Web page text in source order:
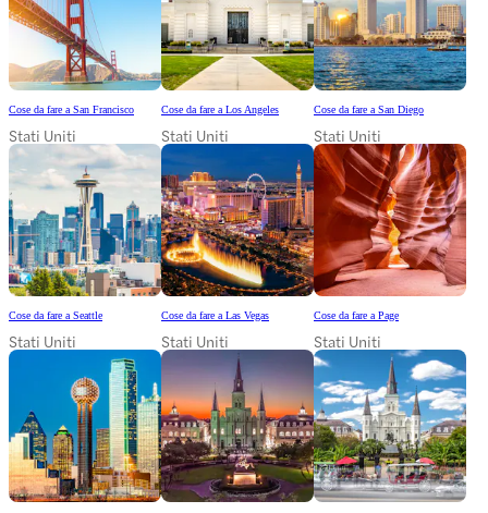
Cose da fare a San Francisco
Stati Uniti
Cose da fare a Los Angeles
Stati Uniti
Cose da fare a San Diego
Stati Uniti
Cose da fare a Seattle
Stati Uniti
Cose da fare a Las Vegas
Stati Uniti
Cose da fare a Page
Stati Uniti